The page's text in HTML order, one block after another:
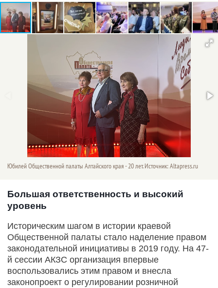
Юбилей Общественной палаты Алтайского края - 20 лет. Источник: Altapress.ru
Большая ответственность и высокий
уровень
Историческим шагом в истории краевой
Общественной палаты стало наделение правом
законодательной инициативы в 2019 году. На 47-
й сессии АКЗС организация впервые
воспользовались этим правом и внесла
законопроект о регулировании розничной